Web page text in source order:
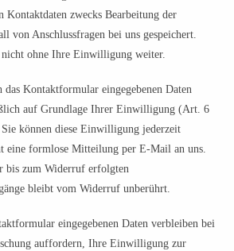
Kontaktdaten zwecks Bearbeitung der
von Anschlussfragen bei uns gespeichert.
ohne Ihre Einwilligung weiter.
Kontaktformular eingegebenen Daten
auf Grundlage Ihrer Einwilligung (Art. 6
können diese Einwilligung jederzeit
eine formlose Mitteilung per E-Mail an uns.
bis zum Widerruf erfolgten
bleibt vom Widerruf unberührt.
eingegebenen Daten verbleiben bei
auffordern, Ihre Einwilligung zur